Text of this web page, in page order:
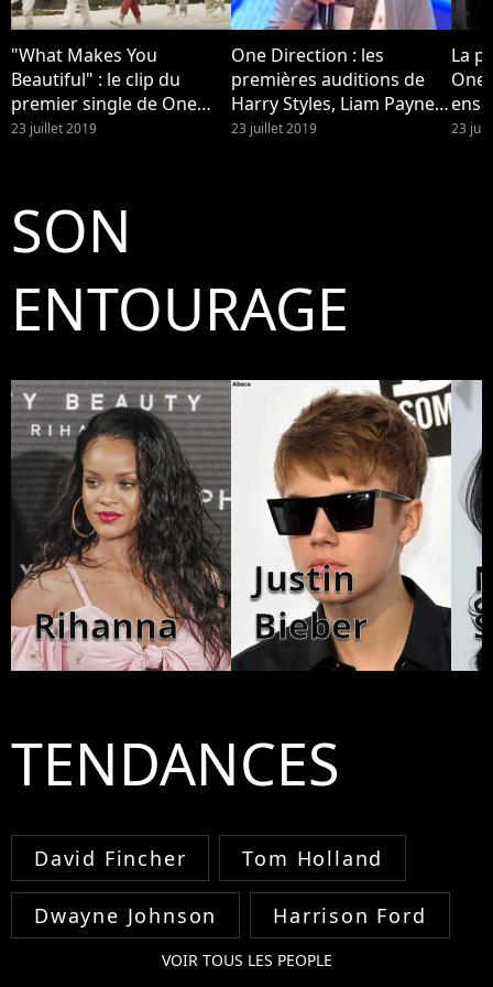
"What Makes You
Beautiful" : le clip du
premier single de One
Direction
23 juillet 2019
One Direction : les
premières auditions de
Harry Styles, Liam Payne,
Zayn Malik, Niall Horan et
23 juillet 2019
La
One
ils
23
SON
ENTOURAGE
Rihanna
Justin
Bieber
TENDANCES
David Fincher Tom Holland
Dwayne Johnson Harrison Ford
VOIR TOUS LES PEOPLE